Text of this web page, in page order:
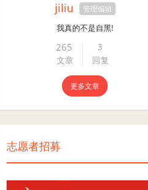
jiliu 管理编辑
我真的不是自黑!
265
文章
3
回复
更多文章
志愿者招募